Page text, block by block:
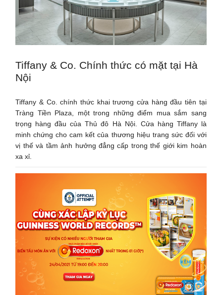
Tiffany & Co. Chính thức có mặt tại Hà
Nội
Tiffany & Co. chính thức khai trương cửa hàng đầu tiên tại
Tràng Tiền Plaza, một trong những điểm mua sắm sang
trọng hàng đầu của Thủ đô Hà Nội. Cửa hàng Tiffany là
minh chứng cho cam kết của thương hiệu trang sức đối với
vị thế và tầm ảnh hưởng đẳng cấp trong thế giới kim hoàn
xa xỉ.